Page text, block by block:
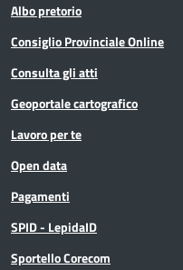
Albo pretorio
Consiglio Provinciale Online
Consulta gli atti
Geoportale cartografico
Lavoro per te
Open data
Pagamenti
SPID - LepidaID
Sportello Corecom